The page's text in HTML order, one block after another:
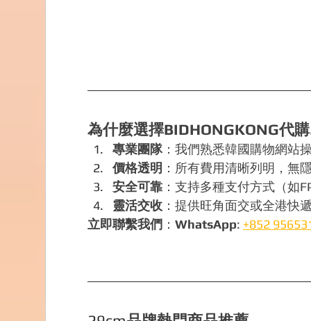
為什麼選擇BIDHONGKONG代購
專業團隊：我們熟悉韓國購物網站
價格透明 ：所有費用清晰列明，無
安全可靠 ：支持多種支付方式（如
靈活交收 ：提供旺角面交或全港快
立即聯繫我們 ： WhatsApp: +852